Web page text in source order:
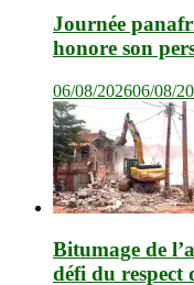
Journée
honore son
06/08/202606/08/
Bitumage de
défi du respect